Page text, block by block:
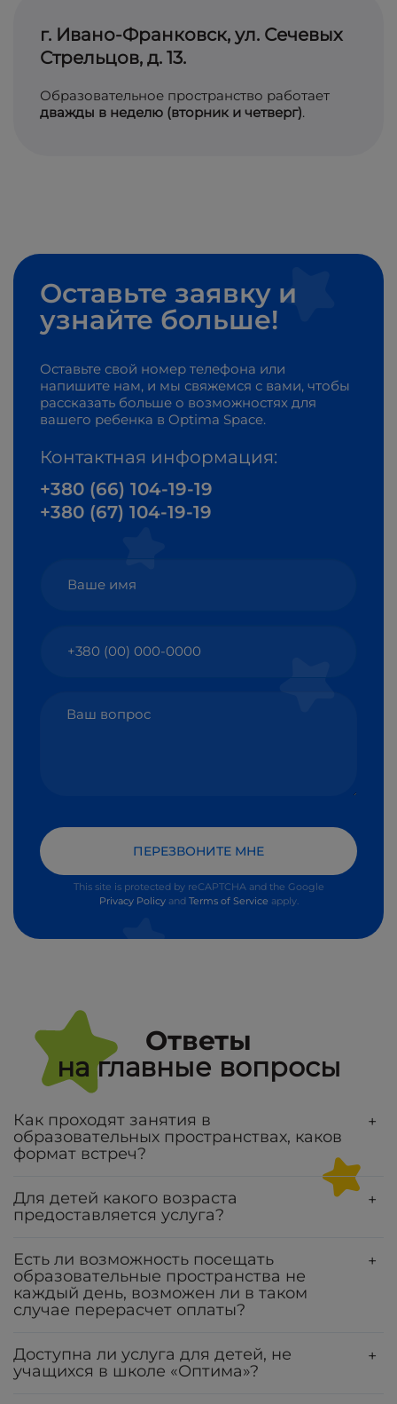
г. Ивано-Франковск, ул. Сечевых
Стрельцов, д. 13.
Образовательное пространство работает
дважды в неделю (вторник и четверг).
Оставьте заявку и
узнайте больше!
Оставьте свой номер телефона или
напишите нам, и мы свяжемся с вами, чтобы
рассказать больше о возможностях для
вашего ребенка в Optima Space.
Контактная информация:
+380 (66) 104-19-19
+380 (67) 104-19-19
ПЕРЕЗВОНИТЕ МНЕ
This site is protected by reCAPTCHA and the Google
Privacy Policyand Terms of Service apply.
Ответы
на главные вопросы
Как проходят занятия в
образовательных пространствах, каков
формат встреч?
+
Для детей какого возраста
предоставляется услуга?
+
Есть ли возможность посещать
образовательные пространства не
каждый день, возможен ли в таком
случае перерасчет оплаты?
+
Доступна ли услуга для детей, не
учащихся в школе «Оптима»?
+